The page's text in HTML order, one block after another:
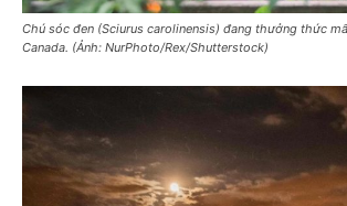
Chú sóc đen (Sciurus carolinensis) đang thưởng thức
Canada. (Ảnh: NurPhoto/Rex/Shutterstock)